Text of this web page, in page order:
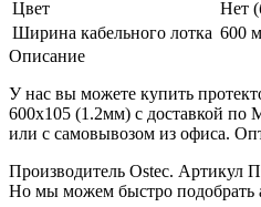
Цвет
Нет
Ширина кабельного лотка 600
Описание
У нас вы можете купить
600х105 (1.2мм) с доставкой по
или с самовывозом из офиса.
Производитель Ostec. Артикул
Но мы можем быстро подобрать